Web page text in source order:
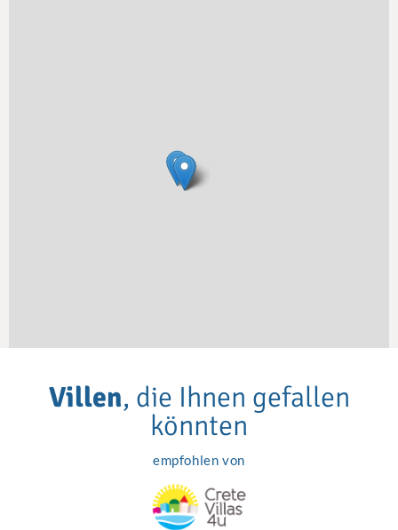
Villen, die Ihnen gefallen
könnten
empfohlen von